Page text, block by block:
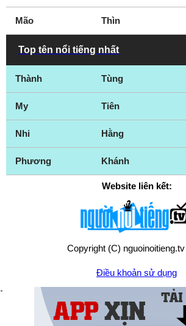
Mão Thìn
Top tên nổi tiếng nhất
Thành Tùng
My Tiên
Nhi Hằng
Phương Khánh
Website liên kết:
Copyright (C)
Điều khoản sử dụng